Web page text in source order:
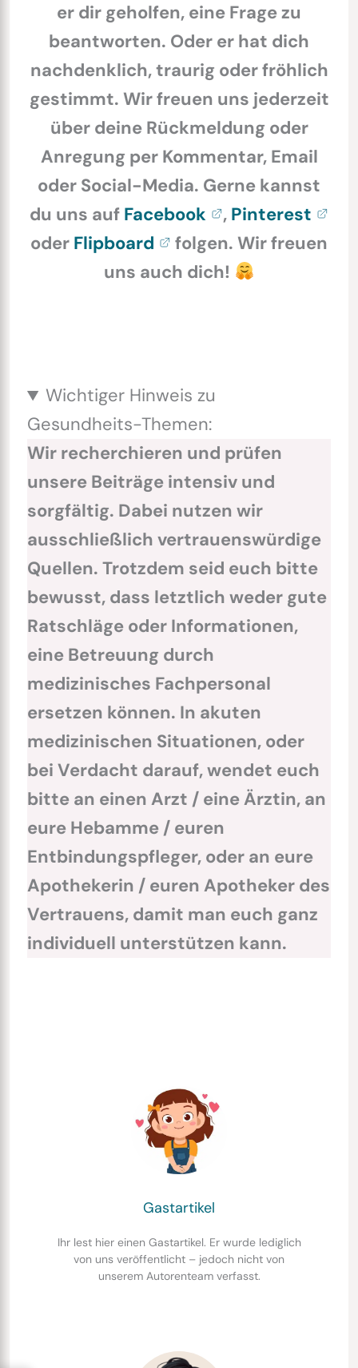
er dir geholfen, eine Frage zu
beantworten. Oder er hat dich
nachdenklich, traurig oder fröhlich
gestimmt. Wir freuen uns jederzeit
über deine Rückmeldung oder
Anregung per Kommentar, Email
oder Social-Media. Gerne kannst
du uns auf Facebook , Pinterest
oder Flipboard
folgen. Wir freuen
uns auch dich!
Wichtiger Hinweis zu
Gesundheits-Themen:
Wir recherchieren und prüfen
unsere Beiträge intensiv und
sorgfältig. Dabei nutzen wir
ausschließlich vertrauenswürdige
Quellen. Trotzdem seid euch bitte
bewusst, dass letztlich weder gute
Ratschläge oder Informationen,
eine Betreuung durch
medizinisches Fachpersonal
ersetzen können. In akuten
medizinischen Situationen, oder
bei Verdacht darauf, wendet euch
bitte an einen Arzt / eine Ärztin, an
eure Hebamme / euren
Entbindungspfleger, oder an eure
Apothekerin / euren Apotheker des
Vertrauens, damit man euch ganz
individuell unterstützen kann.
Gastartikel
Ihr lest hier einen Gastartikel. Er wurde lediglich
von uns veröffentlicht – jedoch nicht von
unserem Autorenteam verfasst.